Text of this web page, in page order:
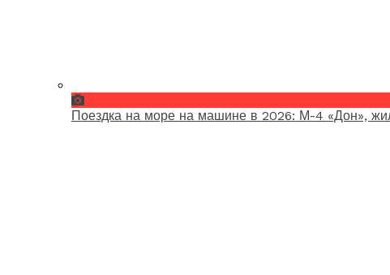
Поездка на море на машине в 2026: М-4 «Дон»,